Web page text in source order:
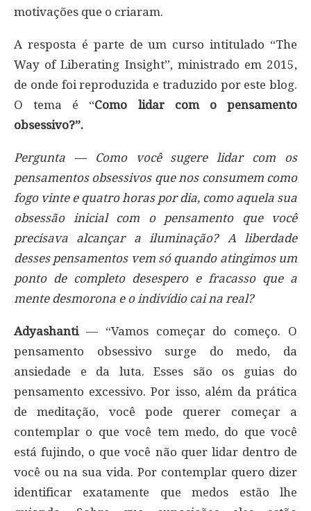
motivações que o criaram.
A resposta é parte de um curso intitulado “The
Way of Liberating Insight”, ministrado em 2015,
de onde foi reproduzida e traduzido por este blog.
O tema é “Como lidar com o pensamento
obsessivo?”.
Pergunta — Como você sugere lidar com os
pensamentos obsessivos que nos consumem como
fogo vinte e quatro horas por dia, como aquela sua
obsessão inicial com o pensamento que você
precisava alcançar a iluminação? A liberdade
desses pensamentos vem só quando atingimos um
ponto de completo desespero e fracasso que a
mente desmorona e o indivídio cai na real?
Adyashanti— “Vamos começar do começo. O
pensamento obsessivo surge do medo, da
ansiedade e da luta. Esses são os guias do
pensamento excessivo. Por isso, além da prática
de meditação, você pode querer começar a
contemplar o que você tem medo, do que você
está fujindo, o que você não quer lidar dentro de
você ou na sua vida. Por contemplar quero dizer
identificar exatamente que medos estão lhe